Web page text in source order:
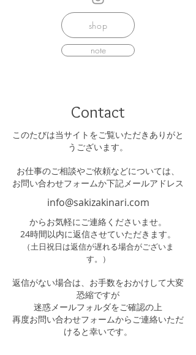
shop
note
Contact
このたびは当サイトをご覧いただきありがと
うございます。
お仕事のご相談やご依頼などについては、
お問い合わせフォームか下記メールアドレス
info@sakizakinari.com
からお気軽にご連絡くださいませ。
24時間以内に返信させていただきます。
（土日祝日は返信が遅れる場合がございま
す。）
返信がない場合は、お手数をおかけして大変
恐縮ですが
迷惑メールフォルダをご確認の上
再度お問い合わせフォームからご連絡いただ
けると幸いです。